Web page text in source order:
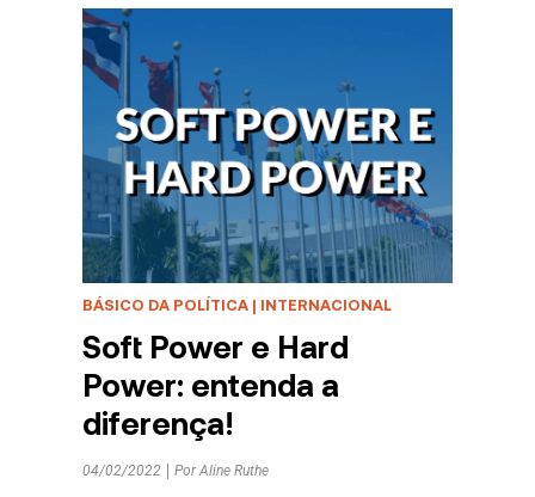
BÁSICO DA POLÍTICA| INTERNACIONAL
Soft Power e Hard
Power: entenda a
diferença!
04/02/2022 PorAline Ruthe